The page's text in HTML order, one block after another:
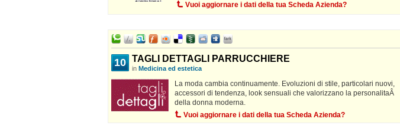
Vuoi aggiornare i dati della tua Scheda Azienda?
10 TAGLI DETTAGLI PARRUCCHIERE
in Medicina ed estetica
La moda cambia continuamente. Evoluzioni di stile, particolari nuovi,
accessori di tendenza, look sensuali che valorizzano la personalitaÂ
della donna moderna.
Vuoi aggiornare i dati della tua Scheda Azienda?